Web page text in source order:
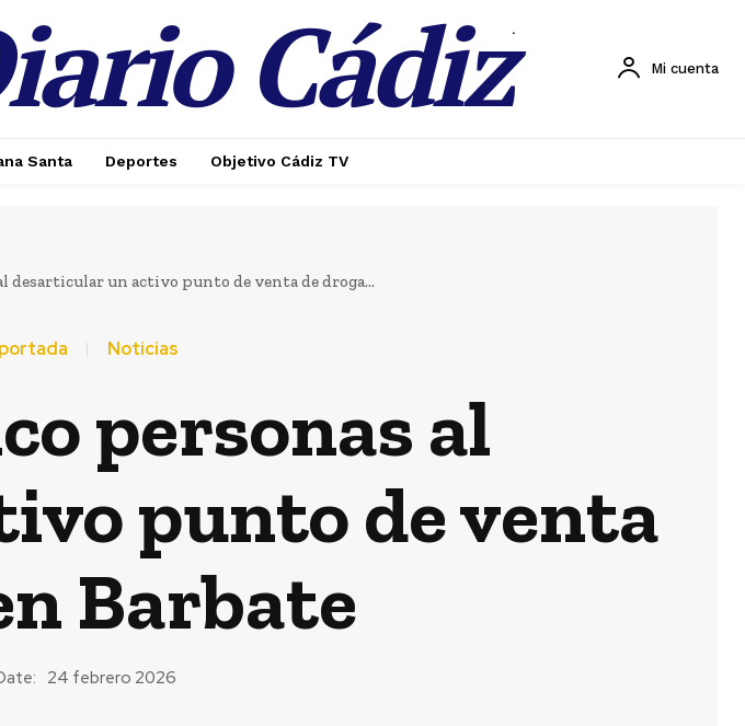
Cádiz.
Mi cuenta
Santa Deportes Objetivo Cádiz TV
desarticular un activo punto de venta de droga...
Noticias
personas al
punto de venta
Barbate
24 febrero 2026